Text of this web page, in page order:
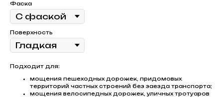
Фаска
Поверхность
Подходит для:
мощения пешеходных дорожек, придомовых
территорий частных строений без заезда транспорта;
мощения велосипедных дорожек, уличных тротуаров